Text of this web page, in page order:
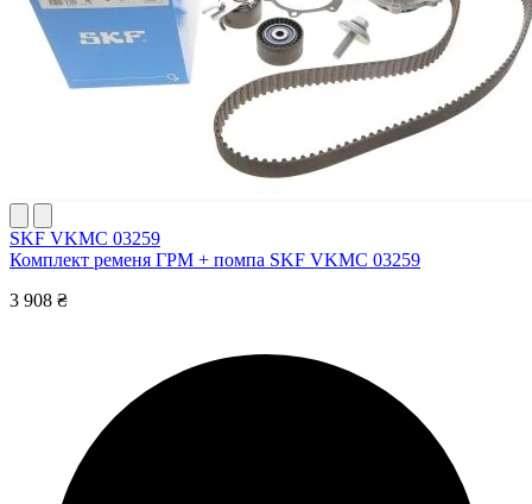
SKF VKMC 03259
Комплект ременя ГРМ + помпа SKF VKMC 03259
3 908 ₴